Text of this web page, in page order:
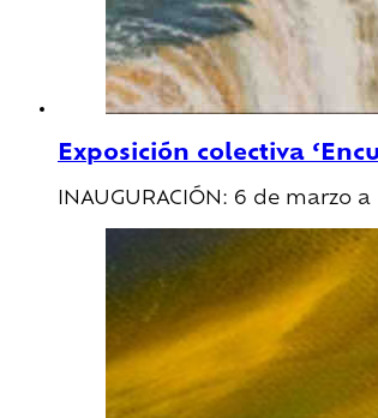
Exposición colectiva
INAUGURACIÓN: 6 de marzo